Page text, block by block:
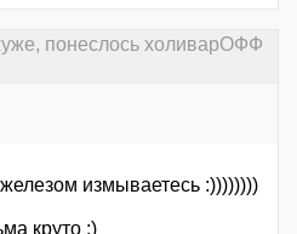
понеслось холиварОФФ
измываетесь :))))))))
круто :)